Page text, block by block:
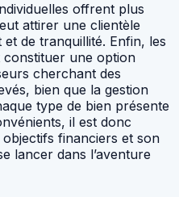
offrent plus
attirer une clientèle
de tranquillité. Enfin, les
une option
cherchant des
bien que la gestion
type de bien présente
il est donc
financiers et son
lancer dans l’aventure